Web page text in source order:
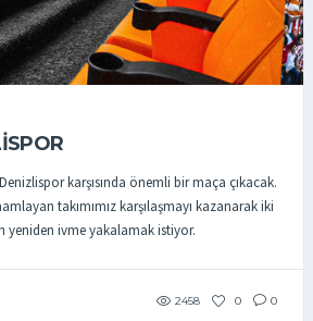
karşısında önemli bir maça çıkacak.
takımımız karşılaşmayı kazanarak iki
yeniden ivme yakalamak istiyor.
2458 0 0